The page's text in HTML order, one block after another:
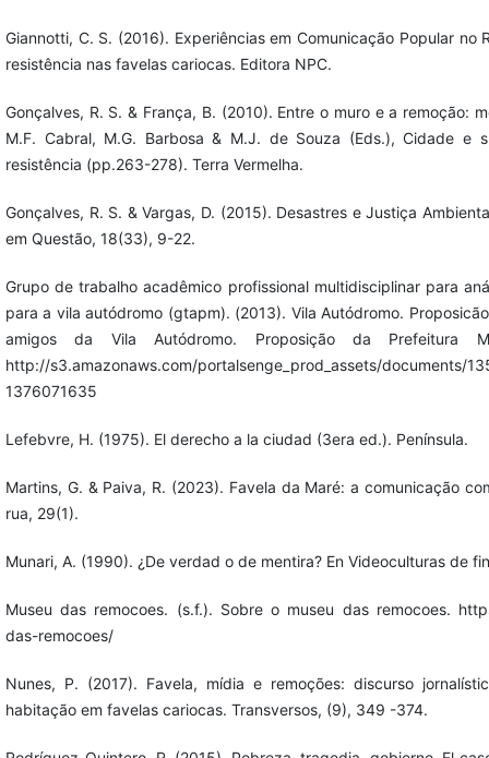
Giannotti, C. S. (2016). Experiências em Comunicação Popular
resistência nas favelas cariocas. Editora NPC.
Gonçalves, R. S. & França, B. (2010). Entre o muro e a remoção:
M.F. Cabral, M.G. Barbosa & M.J. de Souza (Eds.), Cidade e
resistência (pp.263-278). Terra Vermelha.
Gonçalves, R. S. & Vargas, D. (2015). Desastres e Justiça
em Questão, 18(33), 9-22.
Grupo de trabalho acadêmico profissional multidisciplinar para
para a vila autódromo (gtapm). (2013). Vila Autódromo.
amigos da Vila Autódromo. Proposição da Prefeitura
http://s3.amazonaws.com/portalsenge_prod_assets/documents/
1376071635
Lefebvre, H. (1975). El derecho a la ciudad (3era ed.). Península.
Martins, G. & Paiva, R. (2023). Favela da Maré: a comunicação
rua, 29(1).
Munari, A. (1990). ¿De verdad o de mentira? En Videoculturas de
Museu das remocoes. (s.f.). Sobre o museu das remocoes.
das-remocoes/
Nunes, P. (2017). Favela, mídia e remoções: discurso
habitação em favelas cariocas. Transversos, (9), 349 -374.